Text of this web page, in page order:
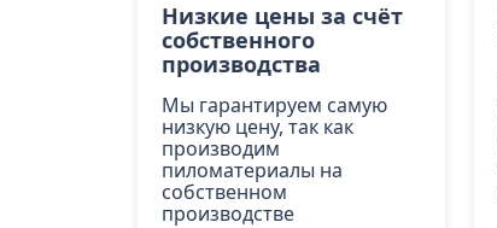
Низкие цены за счёт
собственного
производства
Мы гарантируем самую
низкую цену, так как
производим
пиломатериалы на
собственном
производстве